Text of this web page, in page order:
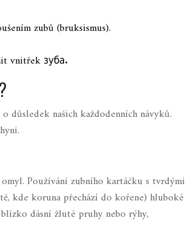
zubů (bruksismus).
vnitřek зуба.
důsledek našich každodenních návyků.
Používání zubního kartáčku s tvrdými
kde koruna přechází do kořene) hluboké
dásní žluté pruhy nebo rýhy,